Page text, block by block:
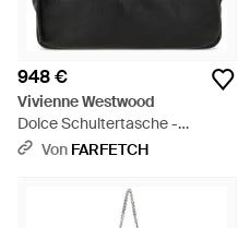
948 €
Vivienne Westwood
Dolce Schultertasche -
Schwarz
Von FARFETCH